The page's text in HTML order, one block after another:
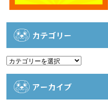
カテゴリー
カ
アーカイブ